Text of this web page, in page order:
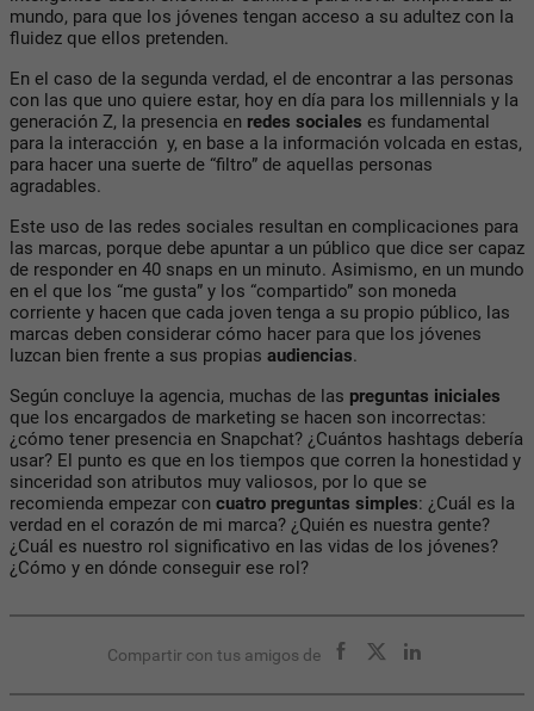
mundo, para que los jóvenes tengan acceso a su adultez con la
fluidez que ellos pretenden.
En el caso de la segunda verdad, el de encontrar a las personas
con las que uno quiere estar, hoy en día para los millennials y la
generación Z, la presencia en redes sociales es fundamental
para la interacción y, en base a la información volcada en estas,
para hacer una suerte de “filtro” de aquellas personas
agradables.
Este uso de las redes sociales resultan en complicaciones para
las marcas, porque debe apuntar a un público que dice ser capaz
de responder en 40 snaps en un minuto. Asimismo, en un mundo
en el que los “me gusta” y los “compartido” son moneda
corriente y hacen que cada joven tenga a su propio público, las
marcas deben considerar cómo hacer para que los jóvenes
luzcan bien frente a sus propias audiencias.
Según concluye la agencia, muchas de las preguntas iniciales
que los encargados de marketing se hacen son incorrectas:
¿cómo tener presencia en Snapchat? ¿Cuántos hashtags debería
usar? El punto es que en los tiempos que corren la honestidad y
sinceridad son atributos muy valiosos, por lo que se
recomienda empezar con cuatro preguntas simples: ¿Cuál es la
verdad en el corazón de mi marca? ¿Quién es nuestra gente?
¿Cuál es nuestro rol significativo en las vidas de los jóvenes?
¿Cómo y en dónde conseguir ese rol?
Compartir con tus amigos de